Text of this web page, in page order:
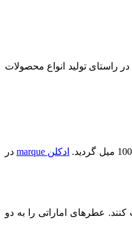
و ترکیه در راستای تولید انواع محصولات
ادکلن marque
در
عطرهای اماراتی را به دو